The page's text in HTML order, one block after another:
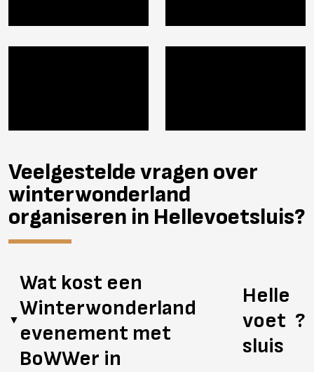
Veelgestelde vragen over
winterwonderland
organiseren in Hellevoetsluis?
▼
Wat kost een
Winterwonderland
evenement met
BoWWer in
Helle
voet
sluis
?